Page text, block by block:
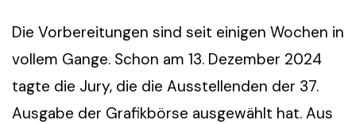
Die Vorbereitungen sind seit einigen Wochen in
vollem Gange. Schon am 13. Dezember 2024
tagte die Jury, die die Ausstellenden der 37.
Ausgabe der Grafikbörse ausgewählt hat. Aus